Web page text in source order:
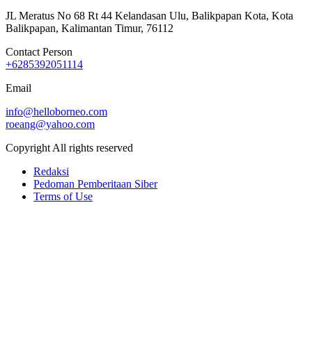
JL Meratus No 68 Rt 44 Kelandasan Ulu, Balikpapan Kota, Kota
Balikpapan, Kalimantan Timur, 76112
Contact Person
+6285392051114
Email
info@helloborneo.com
roeang@yahoo.com
Copyright All rights reserved
Redaksi
Pedoman Pemberitaan Siber
Terms of Use